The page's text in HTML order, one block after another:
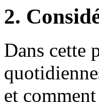
2.
Dans cette
et